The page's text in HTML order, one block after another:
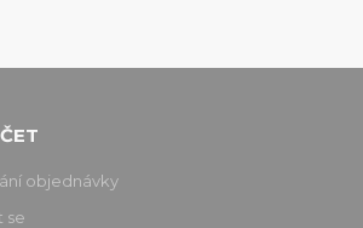
objednávky
se